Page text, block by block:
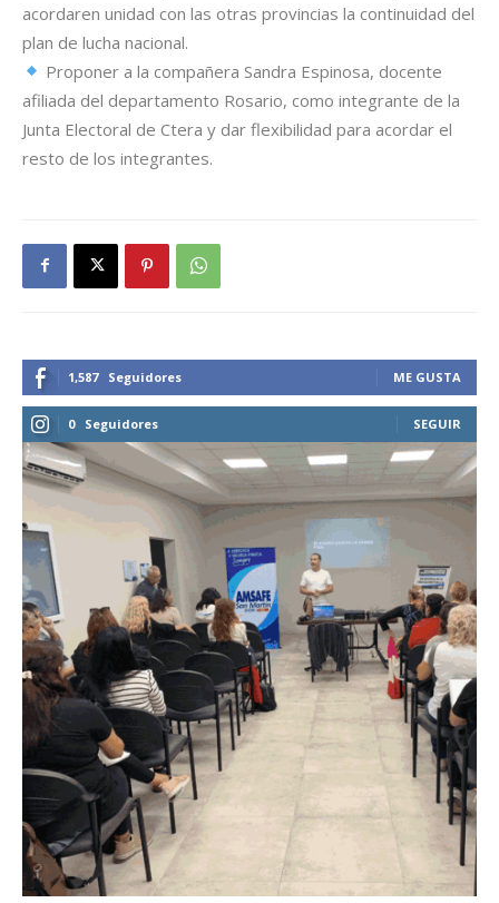
acordaren unidad con las otras provincias la continuidad del
plan de lucha nacional.
Proponer a la compañera Sandra Espinosa, docente
afiliada del departamento Rosario, como integrante de la
Junta Electoral de Ctera y dar flexibilidad para acordar el
resto de los integrantes.
1,587 Seguidores ME GUSTA
0 Seguidores SEGUIR